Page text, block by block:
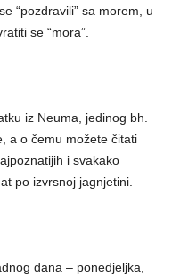
“pozdravili” sa morem, u
se “mora”.
iz Neuma, jedinog bh.
a o čemu možete čitati
i svakako
po izvrsnoj jagnjetini.
dana – ponedjeljka,